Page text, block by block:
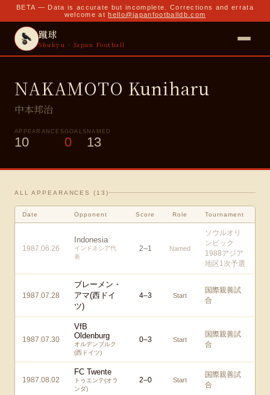
BETA — Data is accurate but incomplete. Corrections and errata
welcome at hello@japanfootballdb.com
蹴球
Shukyu · Japan Football
NAKAMOTO Kuniharu
中本邦治
APPEARANCES
10
GOALS
0
NAMED
13
ALL APPEARANCES ( 13 )
Date Opponent Score Role Tournament
1987.06.26
Indonesia
インドネシア代
表
2–1 Named
ソウルオリ
ンピック
1988アジア
地区1次予選
1987.07.28
ブレーメン・
アマ(西ドイ
ツ)
4–3 Start
国際親善試
合
1987.07.30
VfB
Oldenburg
オルデンブルク
(西ドイツ)
0–3 Start
国際親善試
合
1987.08.02
FC Twente
トゥエンテ(オラ
ンダ)
2–0 Start
国際親善試
合